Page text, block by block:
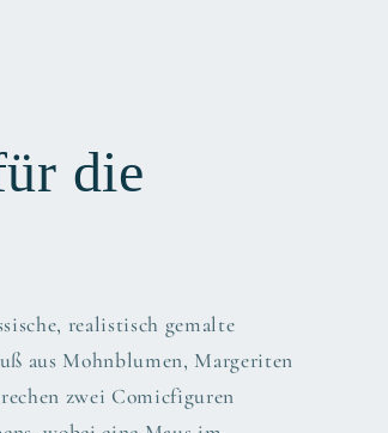
die
realistisch gemalte
aus Mohnblumen, Margeriten
zwei Comicfiguren